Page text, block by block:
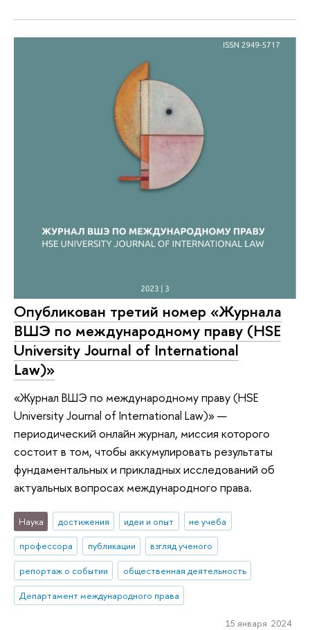
Опубликован третий номер «Журнала
ВШЭ по международному праву (HSE
University Journal of International
Law)»
«Журнал ВШЭ по международному праву (HSE
University Journal of International Law)» —
периодический онлайн журнал, миссия которого
состоит в том, чтобы аккумулировать результаты
фундаментальных и прикладных исследований об
актуальных вопросах международного права.
Наука достижения идеи и опыт
не учеба
профессора
публикации
взгляд ученого
репортаж о событии
общественная деятельность
Департамент международного права
15 января 2024